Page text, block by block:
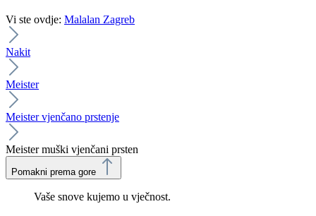
Vi ste ovdje: Malalan Zagreb
Nakit
Meister
Meister vjenčano prstenje
Meister muški vjenčani prsten
Pomakni prema gore
Vaše snove kujemo u vječnost.